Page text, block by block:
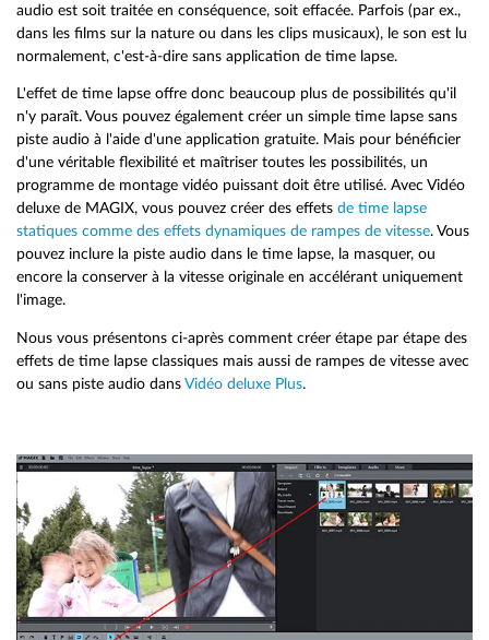
audio est soit traitée en conséquence, soit effacée. Parfois (par ex.,
dans les films sur la nature ou dans les clips musicaux), le son est lu
normalement, c'est-à-dire sans application de time lapse.
L'effet de time lapse offre donc beaucoup plus de possibilités qu'il
n'y paraît. Vous pouvez également créer un simple time lapse sans
piste audio à l'aide d'une application gratuite. Mais pour bénéficier
d'une véritable flexibilité et maîtriser toutes les possibilités, un
programme de montage vidéo puissant doit être utilisé. Avec Vidéo
deluxe de MAGIX, vous pouvez créer des effets de time lapse
statiques comme des effets dynamiques de rampes de vitesse. Vous
pouvez inclure la piste audio dans le time lapse, la masquer, ou
encore la conserver à la vitesse originale en accélérant uniquement
l'image.
Nous vous présentons ci-après comment créer étape par étape des
effets de time lapse classiques mais aussi de rampes de vitesse avec
ou sans piste audio dans Vidéo deluxe Plus.